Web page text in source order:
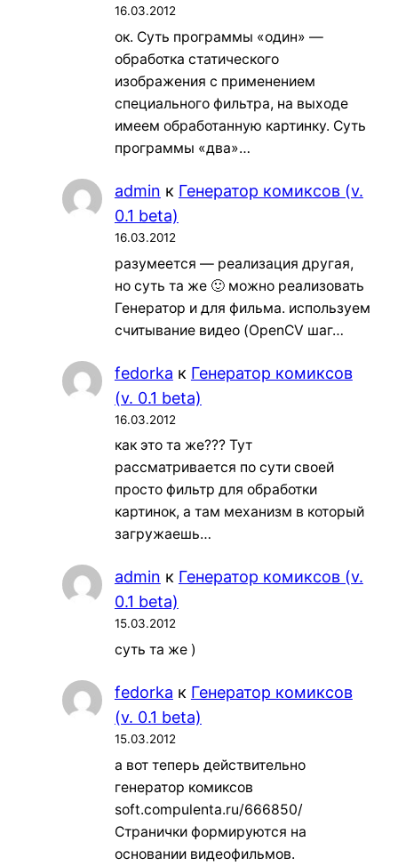
16.03.2012
ок. Суть программы «один» —
обработка статического
изображения с применением
специального фильтра, на выходе
имеем обработанную картинку. Суть
программы «два»…
admin к Генератор комиксов (v.
0.1 beta)
16.03.2012
разумеется — реализация другая,
но суть та же 🙂 можно реализовать
Генератор и для фильма. используем
считывание видео (OpenCV шаг…
fedorka к Генератор комиксов
(v. 0.1 beta)
16.03.2012
как это та же??? Тут
рассматривается по сути своей
просто фильтр для обработки
картинок, а там механизм в который
загружаешь…
admin к Генератор комиксов (v.
0.1 beta)
15.03.2012
суть та же )
fedorka к Генератор комиксов
(v. 0.1 beta)
15.03.2012
а вот теперь действительно
генератор комиксов
soft.compulenta.ru/666850/
Странички формируются на
основании видеофильмов.